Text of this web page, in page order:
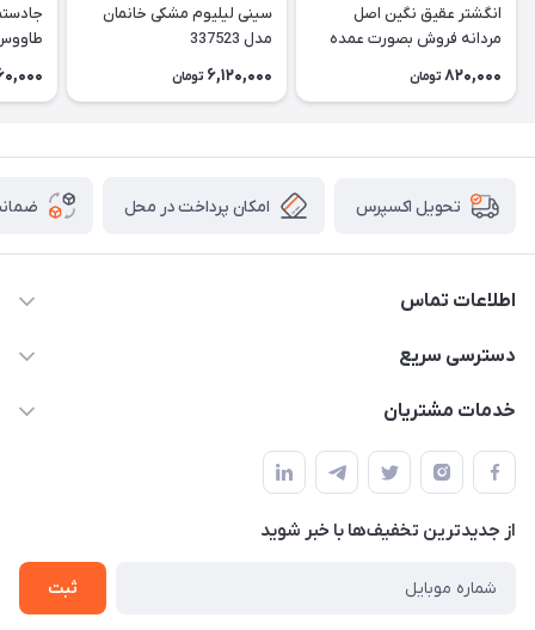
انگشتر عقیق نگین اصل
مردانه فروش بصورت عمده
3عدد هست فروش بصورت
820,000 تومان
سینی لیلیوم مشکی خانمان
مدل 337523
6,120,000 تومان
تحویل اکسپرس امکان پرداخت در محل
اطلاعات تماس
09124780957
دسترسی سریع
حساب کاربری
لیست محصولات
درباره ما
خدمات مشتریان
قوانین و مقررات
حریم خصوصی
راهنما
از جدید‌ترین تخفیف‌ها با‌ خبر شوید
ثبت